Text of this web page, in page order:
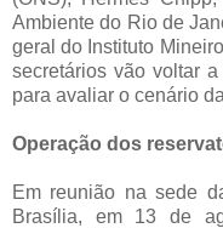
Ambiente do Rio de
geral do Instituto
secretários vão voltar
para avaliar o cenário
Operação dos
Em reunião na sede
Brasília, em 13 de